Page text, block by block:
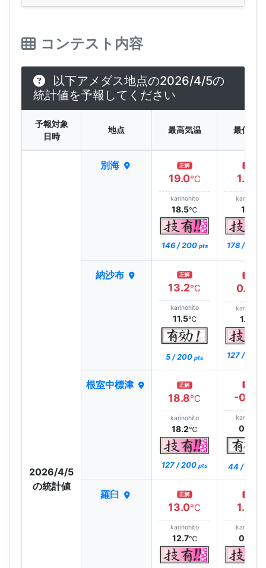
コンテスト内容
以下アメダス地点の2026/4/5の
統計値を予報してください
予報対象
日時
地点 最高気温 最低気温
2026/4/5
の統計値
別海 正解
19.0℃
karinohito
18.5℃
146 / 200 pts
1.4
karinohito
1.1
178 / 200
納沙布 正解
13.2℃
karinohito
11.5℃
5 / 200 pts
0.6
karinohito
1.2
127 / 200
根室中標津 正解
18.8℃
karinohito
18.2℃
127 / 200 pts
-0.5
karinohito
0.6
44 / 200
羅臼 正解
13.0℃
karinohito
12.7℃
1.3
karinohito
0.6